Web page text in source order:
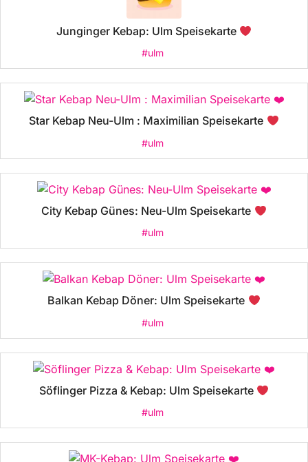
Junginger Kebap: Ulm Speisekarte
#ulm
Star Kebap Neu-Ulm : Maximilian Speisekarte
#ulm
City Kebap Günes: Neu-Ulm Speisekarte
#ulm
Balkan Kebap Döner: Ulm Speisekarte
#ulm
Söflinger Pizza & Kebap: Ulm Speisekarte
#ulm